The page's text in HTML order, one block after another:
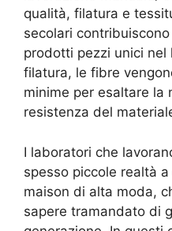
qualità, filatura e
secolari
prodotti pezzi unici nel
filatura, le fibre
minime per esaltare la
resistenza del
I laboratori che
spesso piccole realtà
maison di alta moda,
sapere tramandato di